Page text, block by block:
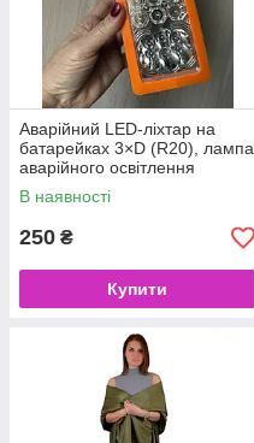
Аварійний LED-ліхтар на
батарейках 3×D (R20), лампа
аварійного освітлення
В наявності
250 ₴
Купити